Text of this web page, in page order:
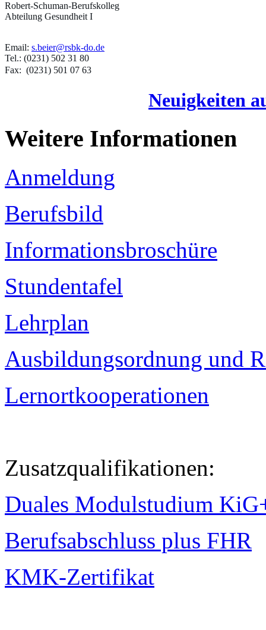
Robert-Schuman-Berufskolleg
Abteilung Gesundheit I
Email: s.beier@rsbk-do.de
Tel.: (0231) 502 31 80
Fax: (0231) 501 07 63
Neuigkeiten
Weitere Informationen
Anmeldung
Berufsbild
Informationsbroschüre
Stundentafel
Lehrplan
Ausbildungsordnung und
Lernortkooperationen
Zusatzqualifikationen:
Duales Modulstudium
Berufsabschluss plus FHR
KMK-Zertifikat